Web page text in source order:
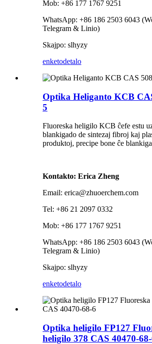
Mob: +86 177 1767 9251
WhatsApp: +86 186 2503 6043
Telegram & Linio)
Skajpo: slhyzy
enketodetalo
Optika Heliganto KCB
5
Fluoreska heligilo KCB ĉefe estu
blankigado de sintezaj fibroj kaj
produktoj, precipe bone ĉe
Kontakto: Erica Zheng
Email: erica@zhuoerchem.com
Tel: +86 21 2097 0332
Mob: +86 177 1767 9251
WhatsApp: +86 186 2503 6043
Telegram & Linio)
Skajpo: slhyzy
enketodetalo
Optika heligilo FP127
heligilo 378 CAS 40470-